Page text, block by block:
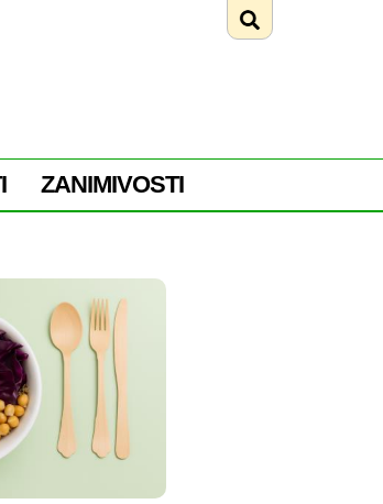
ZANIMIVOSTI